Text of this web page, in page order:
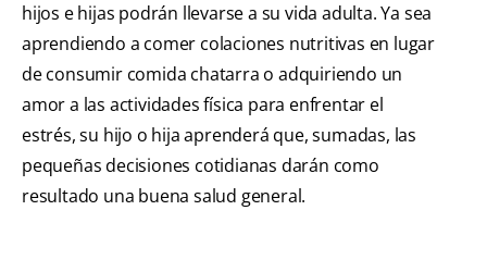
hijos e hijas podrán llevarse a su vida adulta. Ya sea
aprendiendo a comer colaciones nutritivas en lugar
de consumir comida chatarra o adquiriendo un
amor a las actividades física para enfrentar el
estrés, su hijo o hija aprenderá que, sumadas, las
pequeñas decisiones cotidianas darán como
resultado una buena salud general.